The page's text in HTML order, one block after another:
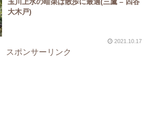
大木戸)
2021.10.17
スポンサーリンク